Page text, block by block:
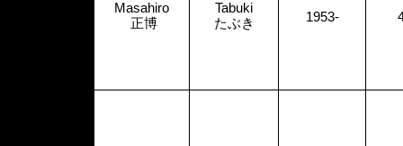
Masahiro
正博
Tabuki
たぶき
1953-